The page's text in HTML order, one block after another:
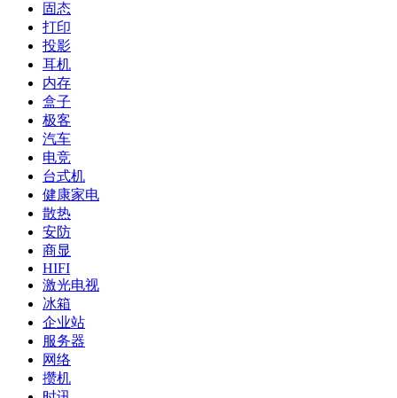
固态
打印
投影
耳机
内存
盒子
极客
汽车
电竞
台式机
健康家电
散热
安防
商显
HIFI
激光电视
冰箱
企业站
服务器
网络
攒机